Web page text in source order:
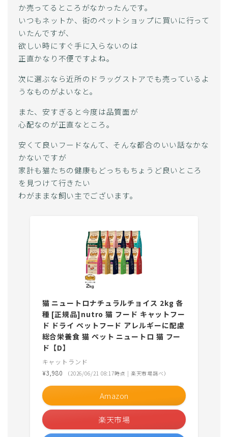
か売ってるところがなかったんです。
いつもネットか、街のペットショップに買いに行って
いたんですが、
欲しい時にすぐ手に入らないのは
正直かなり不便ですよね。
次に選ぶなら近所のドラッグストアでも売っているよ
うなものがよいなと。
また、安すぎると今度は品質面が
心配なのが正直なところ。
安くて良いフードなんて、そんな都合のいい話なかな
かないですが
家計も猫たちの健康もどっちもちょうど良いところ
を見つけて行きたい
わがままな飼い主でございます。
猫 ニュートロナチュラルチョイス 2kg 各
種 [正規品]nutro 猫 フード キャットフー
ド ドライ ペットフード アレルギーに配慮
総合栄養食 猫 ペット ニュートロ 猫 フー
ド【D】
キャットランド
¥3,980
（2026/06/21 08:17時点 | 楽天市場調べ）
Amazon
楽天市場